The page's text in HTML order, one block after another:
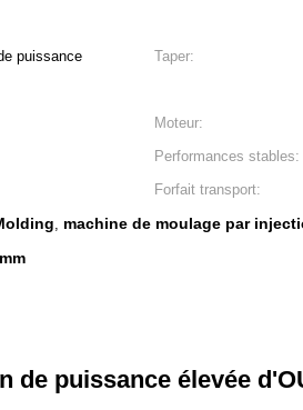
puissance
Taper:
Moteur:
Performances stables:
Forfait transport:
, machine de moulage par
puissance élevée